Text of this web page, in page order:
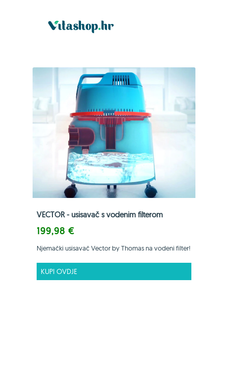
VECTOR - usisavač s vodenim filterom
199,98 €
Njemački usisavač Vector by Thomas na vodeni filter!
KUPI OVDJE